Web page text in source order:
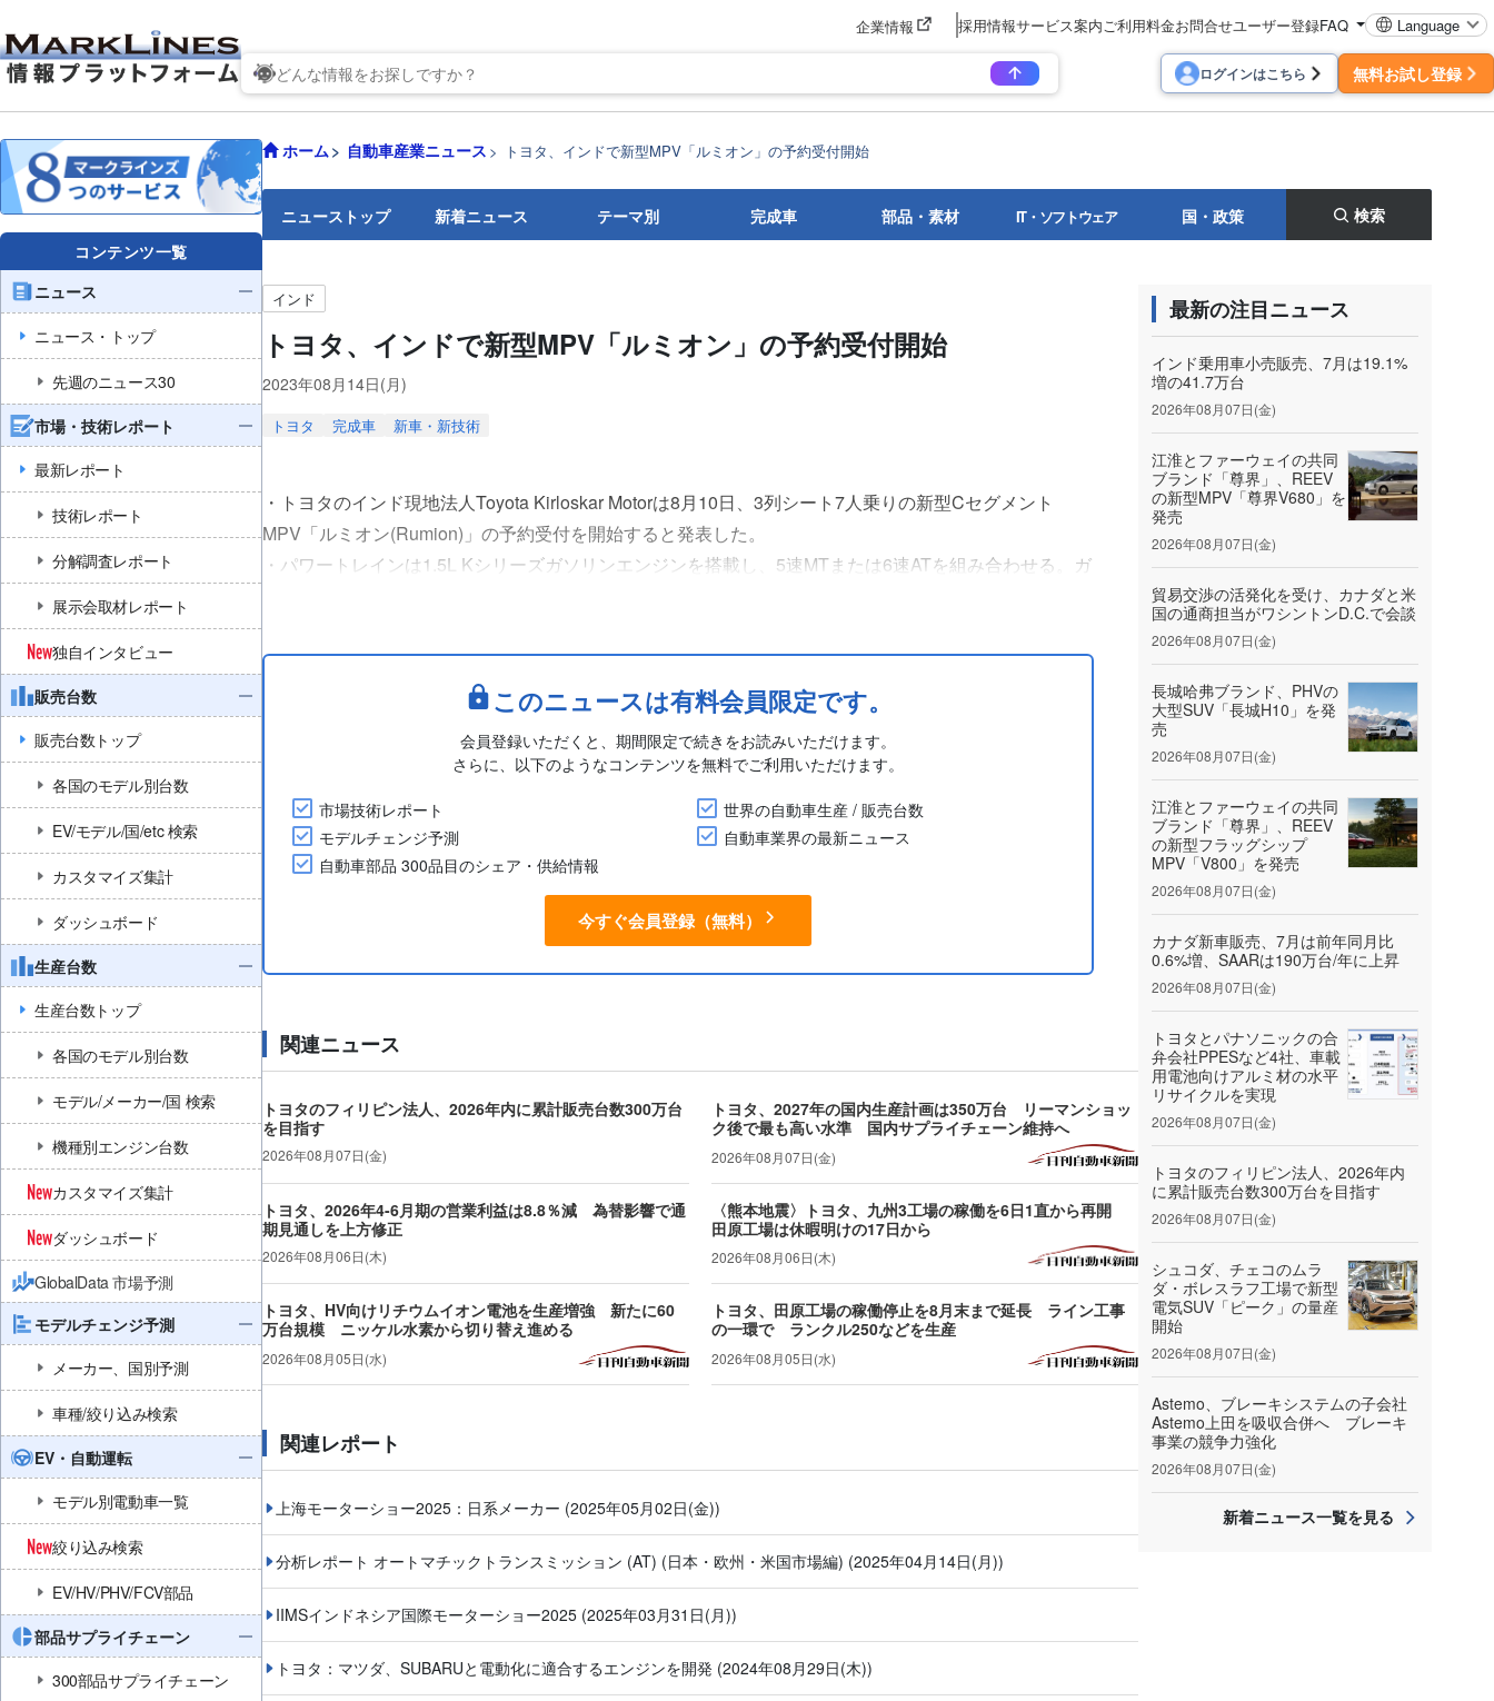
企業情報 採用情報サービス案内 ご利用料金お問合せユーザー登録FAQ Language
ログインはこちら 無料お試し登録
コンテンツ一覧
ニュース
ニュース・トップ
先週のニュース30
市場・技術レポート
最新レポート
技術レポート
分解調査レポート
展示会取材レポート
独自インタビュー
販売台数
販売台数トップ
各国のモデル別台数
EV/モデル/国/etc 検索
カスタマイズ集計
ダッシュボード
生産台数
生産台数トップ
各国のモデル別台数
モデル/メーカー/国 検索
機種別エンジン台数
カスタマイズ集計
ダッシュボード
GlobalData 市場予測
モデルチェンジ予測
メーカー、国別予測
車種/絞り込み検索
EV・自動運転
モデル別電動車一覧
絞り込み検索
EV/HV/PHV/FCV部品
部品サプライチェーン
300部品サプライチェーン
ホーム 自動車産業ニュース トヨタ、インドで新型MPV「ルミオン」の予約受付開始
ニューストップ 新着ニュース テーマ別 完成車 部品・素材 IT・ソフトウェア 国・政策 検索
インド
トヨタ、インドで新型MPV「ルミオン」の予約受付開始
2023年08月14日(月)
トヨタ 完成車 新車・新技術
・トヨタのインド現地法人Toyota Kirloskar Motorは8月10日、3列シート7人乗りの新型Cセグメント
MPV「ルミオン(Rumion)」の予約受付を開始すると発表した。
・パワートレインは1.5L Kシリーズガソリンエンジンを搭載し、5速MTまたは6速ATを組み合わせる。ガ
このニュースは有料会員限定です。
会員登録いただくと、期間限定で続きをお読みいただけます。
さらに、以下のようなコンテンツを無料でご利用いただけます。
市場技術レポート
世界の自動車生産 / 販売台数
モデルチェンジ予測
自動車業界の最新ニュース
自動車部品 300品目のシェア・供給情報
今すぐ会員登録（無料）
関連ニュース
トヨタのフィリピン法人、2026年内に累計販売台数300万台
を目指す
2026年08月07日(金)
トヨタ、2027年の国内生産計画は350万台 リーマンショッ
ク後で最も高い水準 国内サプライチェーン維持へ
2026年08月07日(金)
トヨタ、2026年4-6月期の営業利益は8.8％減 為替影響で通
期見通しを上方修正
2026年08月06日(木)
〈熊本地震〉トヨタ、九州3工場の稼働を6日1直から再開
田原工場は休暇明けの17日から
2026年08月06日(木)
トヨタ、HV向けリチウムイオン電池を生産増強 新たに60
万台規模 ニッケル水素から切り替え進める
2026年08月05日(水)
トヨタ、田原工場の稼働停止を8月末まで延長 ライン工事
の一環で ランクル250などを生産
2026年08月05日(水)
関連レポート
上海モーターショー2025：日系メーカー (2025年05月02日(金))
分析レポート オートマチックトランスミッション (AT) (⽇本・欧州・米国市場編) (2025年04月14日(月))
IIMSインドネシア国際モーターショー2025 (2025年03月31日(月))
トヨタ：マツダ、SUBARUと電動化に適合するエンジンを開発 (2024年08月29日(木))
最新の注目ニュース
インド乗用車小売販売、7月は19.1%
増の41.7万台
2026年08月07日(金)
江淮とファーウェイの共同
ブランド「尊界」、REEV
の新型MPV「尊界V680」を
発売
2026年08月07日(金)
貿易交渉の活発化を受け、カナダと米
国の通商担当がワシントンD.C.で会談
2026年08月07日(金)
長城哈弗ブランド、PHVの
大型SUV「長城H10」を発
売
2026年08月07日(金)
江淮とファーウェイの共同
ブランド「尊界」、REEV
の新型フラッグシップ
MPV「V800」を発売
2026年08月07日(金)
カナダ新車販売、7月は前年同月比
0.6%増、SAARは190万台/年に上昇
2026年08月07日(金)
トヨタとパナソニックの合
弁会社PPESなど4社、車載
用電池向けアルミ材の水平
リサイクルを実現
2026年08月07日(金)
トヨタのフィリピン法人、2026年内
に累計販売台数300万台を目指す
2026年08月07日(金)
シュコダ、チェコのムラ
ダ・ボレスラフ工場で新型
電気SUV「ピーク」の量産
開始
2026年08月07日(金)
Astemo、ブレーキシステムの子会社
Astemo上田を吸収合併へ ブレーキ
事業の競争力強化
2026年08月07日(金)
新着ニュース一覧を見る